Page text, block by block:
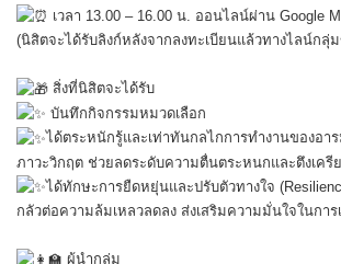
เวลา 13.00 – 16.00 น. ออนไลน์ผ่าน Google
(นิสิตจะได้รับลิงก์หลังจากลงทะเบียนแล้วทางไลน์กลุ่
สิ่งที่นิสิตจะได้รับ
บันทึกกิจกรรมหมวดเลือก
ได้ตระหนักรู้และเท่าทันกลไกการทำงานของอา
ภาวะวิกฤต ช่วยลดระดับความตื่นตระหนกและตึงเครี
ได้ทักษะการยืดหยุ่นและปรับตัวทางใจ
กลัวต่อความล้มเหลวลดลง ส่งเสริมความมั่นใจในกา
ผู้นำกลุ่ม